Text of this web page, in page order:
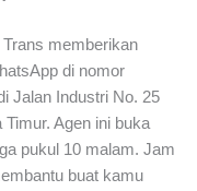
memberikan
di nomor
Jalan Industri No. 25
Agen ini buka
pukul 10 malam. Jam
buat kamu